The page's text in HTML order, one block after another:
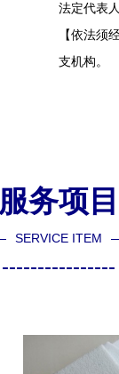
法定代表
【依法须
支机构。
服务项目
SERVICE ITEM
----------------